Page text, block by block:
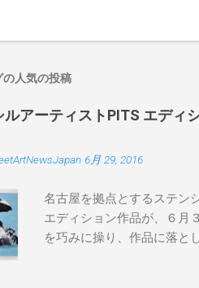
の人気の投稿
ルアーティストPITS エディ
6月 29, 2016
名古屋を拠点とするステン
エディション作品が、６月
を巧みに操り、作品に落と
BLUE/MINT GREEN/PINK/